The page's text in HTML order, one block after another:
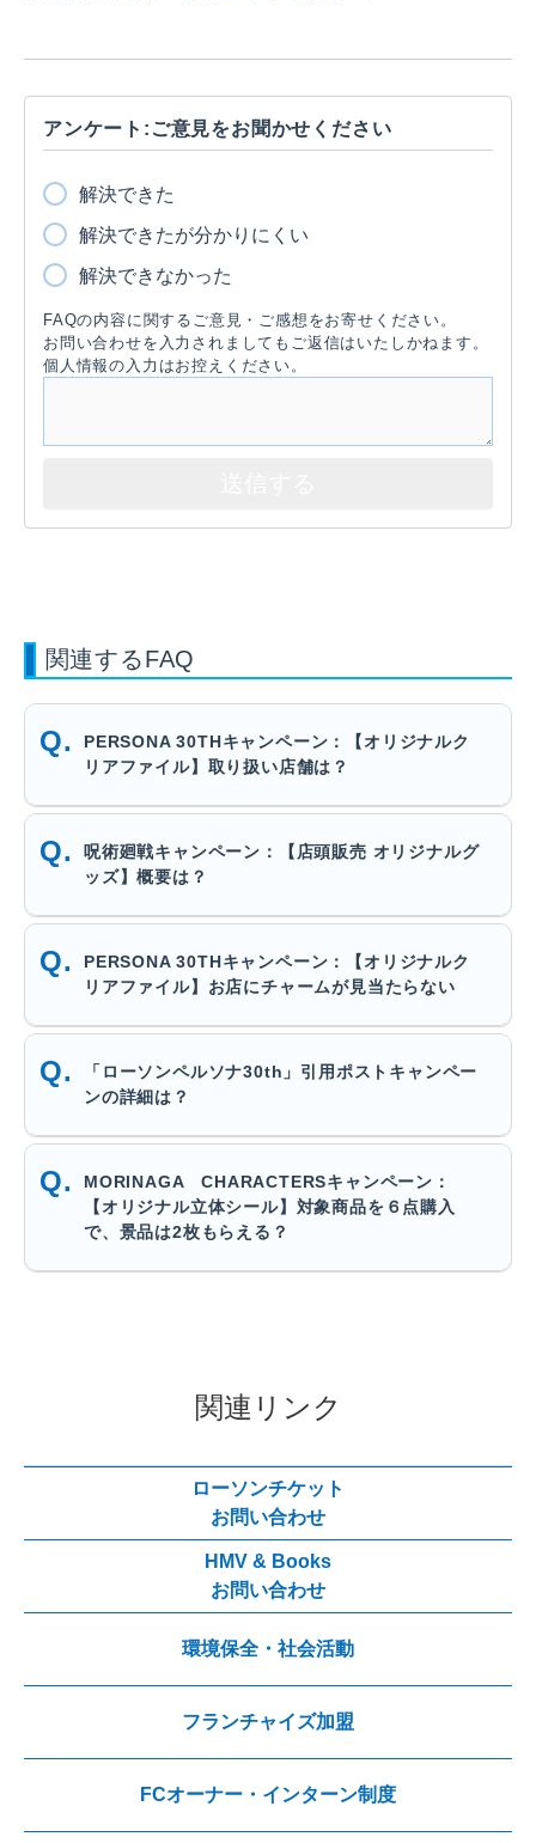
アンケート:ご意見をお聞かせください
解決できた
解決できたが分かりにくい
解決できなかった
FAQの内容に関するご意見・ご感想をお寄せください。
お問い合わせを入力されましてもご返信はいたしかねます。
個人情報の入力はお控えください。
関連するFAQ
PERSONA 30THキャンペーン：【オリジナルク
リアファイル】取り扱い店舗は？
呪術廻戦キャンペーン：【店頭販売 オリジナルグ
ッズ】概要は？
PERSONA 30THキャンペーン：【オリジナルク
リアファイル】お店にチャームが見当たらない
「ローソンペルソナ30th」引用ポストキャンペー
ンの詳細は？
MORINAGA CHARACTERSキャンペーン：
【オリジナル立体シール】対象商品を６点購入
で、景品は2枚もらえる？
関連リンク
ローソンチケット
お問い合わせ
HMV & Books
お問い合わせ
環境保全・社会活動
フランチャイズ加盟
FCオーナー・インターン制度